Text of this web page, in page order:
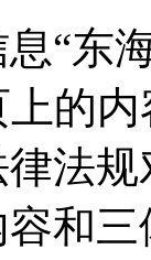
“东
的
法
和